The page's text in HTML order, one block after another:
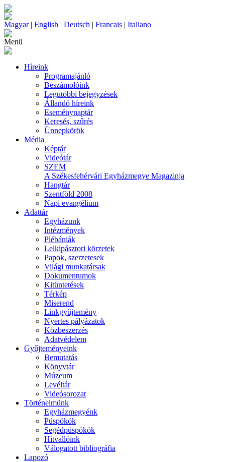
Magyar| English | Deutsch | Francais | Italiano
Menü
Híreink
Programajánló
Beszámolóink
Legutóbbi bejegyzések
Állandó híreink
Eseménynaptár
Keresés, szűrés
Ünnepkörök
Média
Képtár
Videótár
SZEM
A Székesfehérvári Egyházmegye Magazinja
Hangtár
Szentföld 2008
Napi evangélium
Adattár
Egyházunk
Intézmények
Plébániák
Lelkipásztori körzetek
Papok, szerzetesek
Világi munkatársak
Dokumentumok
Kitüntetések
Térkép
Miserend
Linkgyűjtemény
Nyertes pályázatok
Közbeszerzés
Adatvédelem
Gyűjteményeink
Bemutatás
Könyvtár
Múzeum
Levéltár
Videósorozat
Történelmünk
Egyházmegyénk
Püspökök
Segédpüspökök
Hitvallóink
Válogatott bibliográfia
Lapozó